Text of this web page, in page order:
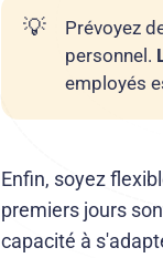
💡
Prévoyez
personnel.
employés
Enfin, soyez
premiers jours
capacité à